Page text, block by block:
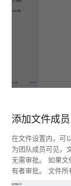
添加文件成员
在文件设置内，可
为团队成员可见，
无需审批。 如果文
有者审批。 文件所